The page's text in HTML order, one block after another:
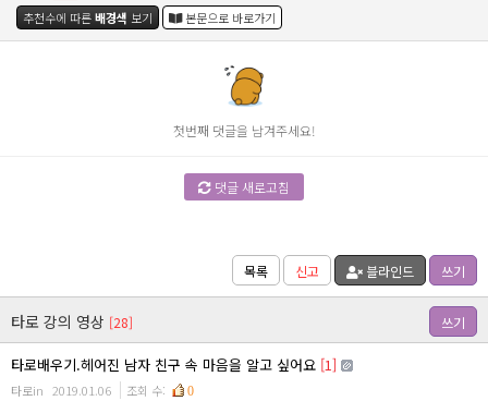
추천수에 따른배경색 보기 본문으로 바로가기
첫번째 댓글을 남겨주세요!
댓글 새로고침
목록 신고 블라인드 쓰기
타로 강의 영상 [28] 쓰기
타로배우기.헤어진 남자 친구 속 마음을 알고 싶어요 [1]
타로in 2019.01.06 조회 수: 0